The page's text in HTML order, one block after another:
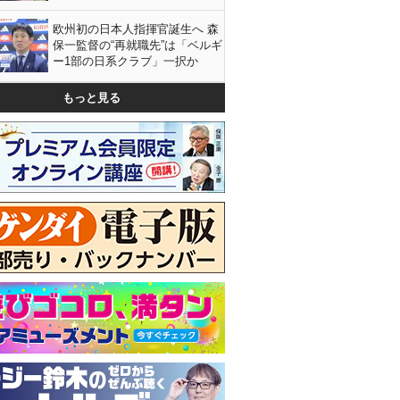
欧州初の日本人指揮官誕生へ 森
保一監督の“再就職先”は「ベルギ
ー1部の日系クラブ」一択か
もっと見る